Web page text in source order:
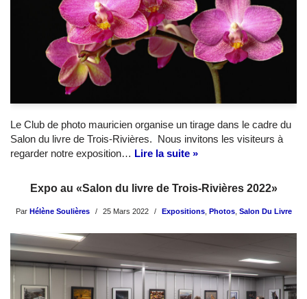
Le Club de photo mauricien organise un tirage dans le cadre du
Salon du livre de Trois-Rivières. Nous invitons les visiteurs à
regarder notre exposition… Lire la suite »
Expo au «Salon du livre de Trois-Rivières 2022»
Par Hélène Soulières 25 Mars 2022 Expositions, Photos, Salon Du Livre